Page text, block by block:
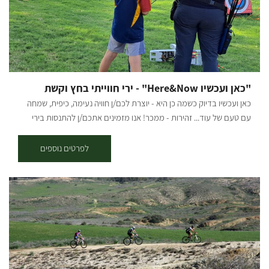
מפגש נשים סביב מדורה בערב השתתפות במפגשי תרבות ופנאי
שהמארחת מארגנת מדי פעם. [gallery link="file" columns="4"
ids="29918,29922,29924,25663,29920,29938,25661,29936,29934,29
932,29928,29926,29916,25655,29914,29910"]
"כאן ועכשיו Here&Now" - ירי חווייתי בחץ וקשת
כאן ועכשיו בדיוק כשמה כן היא - יוצרת לכם/ן חוויה נעימה, כיפית, שמחה
עם טעם של עוד... זהירות - ממכר! אנו מזמינים אתכם/ן להתנסות בירי
קשור לכושר - רק לאושר ... הפעילות כוללת הדרכת בטיחות, הדרכת ירי ,
ירי שני סטים של 3 חיצים בנוסף, ניתן להפיק יום שלם בהתאמה אישית
לצרכי הלקוח. הרימו טלפון לכל רעיון או שיגעון - הכל אפשרי, כאן ועכשיו.
מיקום הפעילות משתנה, יש להתעדכן מול בית העסק.
לפרטים נוספים